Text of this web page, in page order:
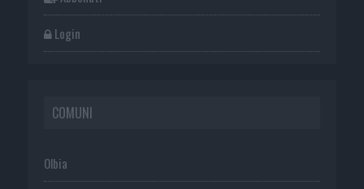
Login
COMUNI
Olbia